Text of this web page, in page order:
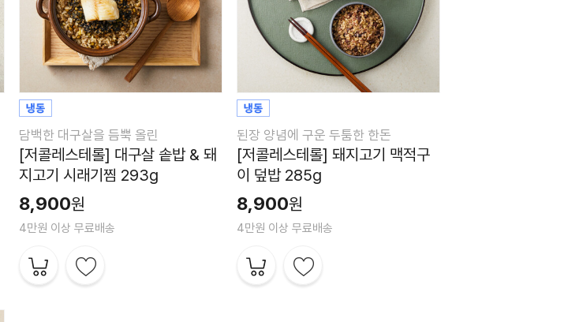
담백한 대구살을 듬뿍 올린
[저콜레스테롤] 대구살 솥밥 & 돼
지고기 시래기찜 293g
8,900원
4만원 이상 무료배송
된장 양념에 구운 두툼한 한돈
[저콜레스테롤] 돼지고기 맥적구
이 덮밥 285g
8,900원
4만원 이상 무료배송